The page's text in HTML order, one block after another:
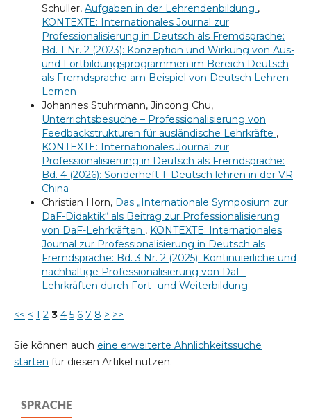
Schuller, Aufgaben in der Lehrendenbildung ,
KONTEXTE: Internationales Journal zur
Professionalisierung in Deutsch als Fremdsprache:
Bd. 1 Nr. 2 (2023): Konzeption und Wirkung von Aus-
und Fortbildungsprogrammen im Bereich Deutsch
als Fremdsprache am Beispiel von Deutsch Lehren
Lernen
Johannes Stuhrmann, Jincong Chu,
Unterrichtsbesuche – Professionalisierung von
Feedbackstrukturen für ausländische Lehrkräfte ,
KONTEXTE: Internationales Journal zur
Professionalisierung in Deutsch als Fremdsprache:
Bd. 4 (2026): Sonderheft 1: Deutsch lehren in der VR
China
Christian Horn, Das „Internationale Symposium zur
DaF-Didaktik“ als Beitrag zur Professionalisierung
von DaF-Lehrkräften , KONTEXTE: Internationales
Journal zur Professionalisierung in Deutsch als
Fremdsprache: Bd. 3 Nr. 2 (2025): Kontinuierliche und
nachhaltige Professionalisierung von DaF-
Lehrkräften durch Fort- und Weiterbildung
<< < 1 2 3 4 5 6 7 8 > >>
Sie können auch eine erweiterte Ähnlichkeitssuche
starten für diesen Artikel nutzen.
SPRACHE